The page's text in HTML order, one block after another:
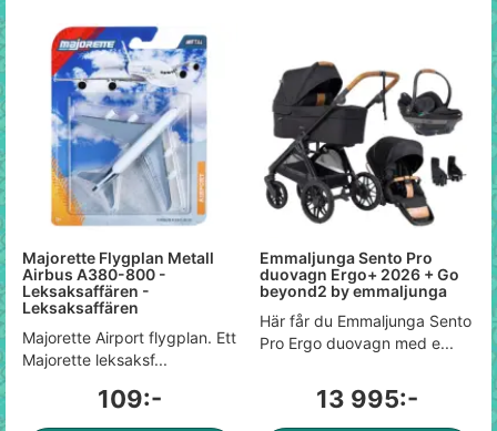
Majorette Flygplan Metall
Airbus A380-800 -
Leksaksaffären -
Leksaksaffären
Majorette Airport flygplan. Ett
Majorette leksaksf...
109:-
Emmaljunga Sento Pro
duovagn Ergo+ 2026 + Go
beyond2 by emmaljunga
Här får du Emmaljunga Sento
Pro Ergo duovagn med e...
13 995:-